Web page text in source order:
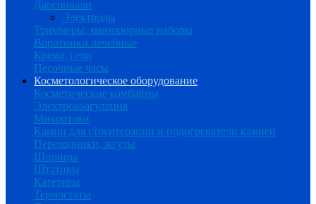
Дарсонвали
Электроды
Триммеры, маникюрные наборы
Воротники лечебные
Крема, гели
Песочные часы
Косметологическое оборудование
Косметические комбайны
Электрокоагуляция
Микротоки
Камни для стоунтерапии и подогреватели камней
Переходники, жгуты
Шприцы
Штативы
Катетеры
Термостаты